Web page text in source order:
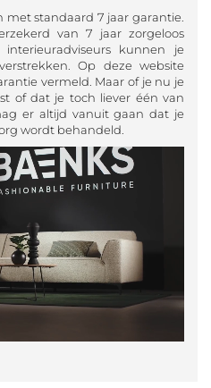
standaard 7 jaar garantie.
van 7 jaar zorgeloos
kunnen je
Op deze website
vermeld. Maar of je nu je
of dat je toch liever één van
er altijd vanuit gaan dat je
wordt behandeld.